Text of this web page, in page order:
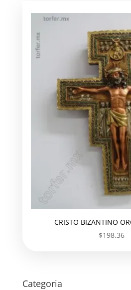
CRISTO BIZANTINO
$198.36
Categoria